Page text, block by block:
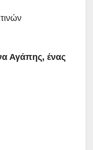
Αγάπης, ένας